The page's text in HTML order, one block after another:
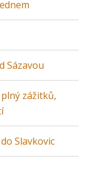
Sázavou
zážitků,
Slavkovic